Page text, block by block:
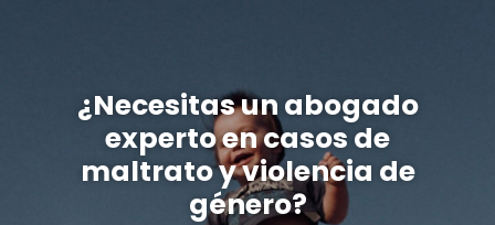
¿Necesitas un abogado
experto en casos de
maltrato y violencia de
género?